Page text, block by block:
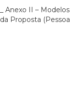
_ Anexo II –
da Proposta